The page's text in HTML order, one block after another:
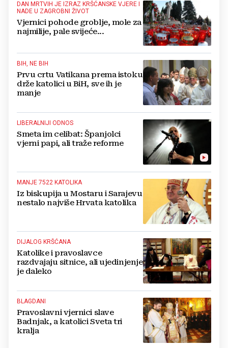
DAN MRTVIH JE IZRAZ KRŠĆANSKE VJERE I
NADE U ZAGROBNI ŽIVOT
Vjernici pohode groblje, mole za
najmilije, pale svijeće...
BIH, NE BIH
Prvu crtu Vatikana prema istoku
drže katolici u BiH, sve ih je
manje
LIBERALNIJI ODNOS
Smeta im celibat: Španjolci
vjerni papi, ali traže reforme
MANJE 7522 KATOLIKA
Iz biskupija u Mostaru i Sarajevu
nestalo najviše Hrvata katolika
DIJALOG KRŠĆANA
Katolike i pravoslavce
razdvajaju sitnice, ali ujedinjenje
je daleko
BLAGDANI
Pravoslavni vjernici slave
Badnjak, a katolici Sveta tri
kralja